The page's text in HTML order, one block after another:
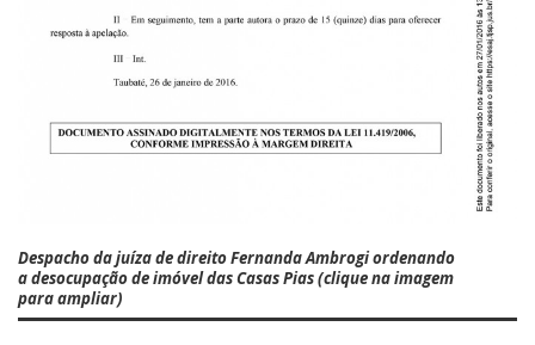
Despacho da juíza de direito Fernanda Ambrogi ordenando
a desocupação de imóvel das Casas Pias (clique na imagem
para ampliar)